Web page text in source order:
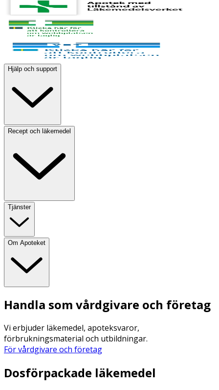
Hjälp och support
Recept och läkemedel
Tjänster
Om Apoteket
Handla som vårdgivare och företag
Vi erbjuder läkemedel, apoteksvaror,
förbrukningsmaterial och utbildningar.
För vårdgivare och företag
Dosförpackade läkemedel